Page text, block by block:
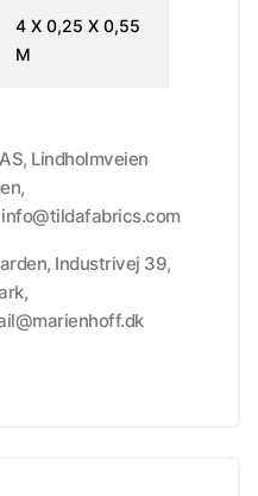
4 X 0,25 X 0,55
M
Lindholmveien
Industrivej 39,